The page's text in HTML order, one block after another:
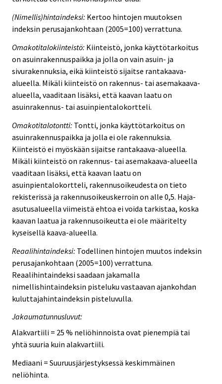
(Nimellis)hintaindeksi: Kertoo hintojen muutoksen
indeksin perusajankohtaan (2005=100) verrattuna.
Omakotitalokiinteistö: Kiinteistö, jonka käyttötarkoitus
on asuinrakennuspaikka ja jolla on vain asuin- ja
sivurakennuksia, eikä kiinteistö sijaitse rantakaava-
alueella. Mikäli kiinteistö on rakennus- tai asemakaava-
alueella, vaaditaan lisäksi, että kaavan laatu on
asuinrakennus- tai asuinpientalokortteli.
Omakotitalotontti: Tontti, jonka käyttötarkoitus on
asuinrakennuspaikka ja jolla ei ole rakennuksia.
Kiinteistö ei myöskään sijaitse rantakaava-alueella.
Mikäli kiinteistö on rakennus- tai asemakaava-alueella
vaaditaan lisäksi, että kaavan laatu on
asuinpientalokortteli, rakennusoikeudesta on tieto
rekisterissä ja rakennusoikeuskerroin on alle 0,5. Haja-
asutusalueella viimeistä ehtoa ei voida tarkistaa, koska
kaavan laatua ja rakennusoikeutta ei ole määritelty
kyseisellä kaava-alueella.
Reaalihintaindeksi: Todellinen hintojen muutos indeksin
perusajankohtaan (2005=100) verrattuna.
Reaalihintaindeksi saadaan jakamalla
nimellishintaindeksin pisteluku vastaavan ajankohdan
kuluttajahintaindeksin pisteluvulla.
Jakaumatunnusluvut:
Alakvartiili = 25 % neliöhinnoista ovat pienempiä tai
yhtä suuria kuin alakvartiili.
Mediaani = Suuruusjärjestyksessä keskimmäinen
neliöhinta.